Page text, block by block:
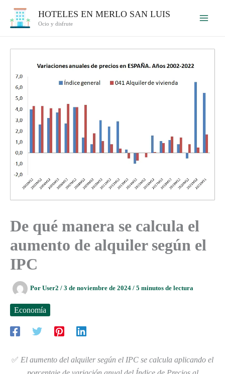
HOTELES EN MERLO SAN LUIS
Ocio y disfrute
De qué manera se calcula el
aumento de alquiler según el
IPC
Por User2 / 3 de noviembre de 2024 / 5 minutos de lectura
Economía
✅ El aumento del alquiler según el IPC se calcula aplicando el